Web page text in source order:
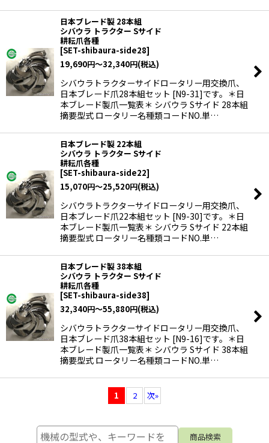
日本ブレード製 28本組
シバウラ トラクター Sサイド
耕耘爪各種
[SET-shibaura-side28]
19,690円～32,340円(税込)
シバウラトラクターサイドロータリー用交換爪、
日本ブレード爪28本組セット [N9-31]です。＊日
本ブレード製爪一覧表＊ シバウラ Sサイド 28本組
摘要型式 ロータリー名種類コードNO.単…
日本ブレード製 22本組
シバウラ トラクター Sサイド
耕耘爪各種
[SET-shibaura-side22]
15,070円～25,520円(税込)
シバウラトラクターサイドロータリー用交換爪、
日本ブレード爪22本組セット [N9-30]です。＊日
本ブレード製爪一覧表＊ シバウラ Sサイド 22本組
摘要型式 ロータリー名種類コードNO.単…
日本ブレード製 38本組
シバウラ トラクター Sサイド
耕耘爪各種
[SET-shibaura-side38]
32,340円～55,880円(税込)
シバウラトラクターサイドロータリー用交換爪、
日本ブレード爪38本組セット [N9-16]です。＊日
本ブレード製爪一覧表＊ シバウラ Sサイド 38本組
摘要型式 ロータリー名種類コードNO.単…
1 2 次»